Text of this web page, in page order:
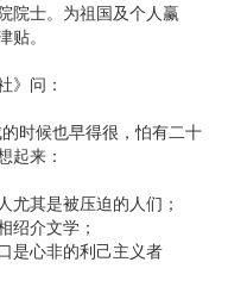
院士。为祖国及个人赢
。
》问：
时候也早得很，怕有二十
起来：
尤其是被压迫的人们；
绍介文学；
是心非的利己主义者